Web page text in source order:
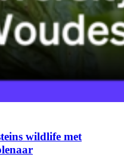
wildlife met